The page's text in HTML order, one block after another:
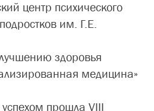
центр психического
им. Г.Е.
здоровья
медицина»
успехом прошла VIII